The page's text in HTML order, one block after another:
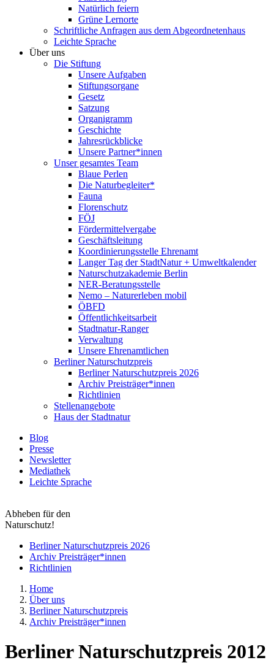
Natürlich feiern
Grüne Lernorte
Schriftliche Anfragen aus dem Abgeordnetenhaus
Leichte Sprache
Über uns
Die Stiftung
Unsere Aufgaben
Stiftungsorgane
Gesetz
Satzung
Organigramm
Geschichte
Jahresrückblicke
Unsere Partner*innen
Unser gesamtes Team
Blaue Perlen
Die Naturbegleiter*
Fauna
Florenschutz
FÖJ
Fördermittelvergabe
Geschäftsleitung
Koordinierungsstelle Ehrenamt
Langer Tag der StadtNatur + Umweltkalender
Naturschutzakademie Berlin
NER-Beratungsstelle
Nemo – Naturerleben mobil
ÖBFD
Öffentlichkeitsarbeit
Stadtnatur-Ranger
Verwaltung
Unsere Ehrenamtlichen
Berliner Naturschutzpreis
Berliner Naturschutzpreis 2026
Archiv Preisträger*innen
Richtlinien
Stellenangebote
Haus der Stadtnatur
Blog
Presse
Newsletter
Mediathek
Leichte Sprache
Abheben für den
Naturschutz!
Berliner Naturschutzpreis 2026
Archiv Preisträger*innen
Richtlinien
Home
Über uns
Berliner Naturschutzpreis
Archiv Preisträger*innen
Berliner Naturschutzpreis 2012